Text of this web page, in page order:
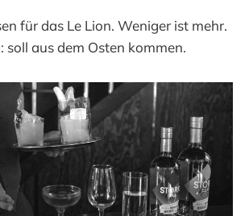
für das Le Lion. Weniger ist mehr.
soll aus dem Osten kommen.